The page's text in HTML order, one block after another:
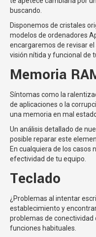
buscando.
Disponemos de cristales
modelos de ordenadores
encargaremos de revisar
visión nítida y funcional de
Memoria
Síntomas como la
de aplicaciones o la
una memoria en mal
Un análisis detallado de
posible reparar este
En cualquiera de los casos
efectividad de tu equipo.
Teclado
¿Problemas al intentar
establecimiento y
problemas de
funciones habituales.